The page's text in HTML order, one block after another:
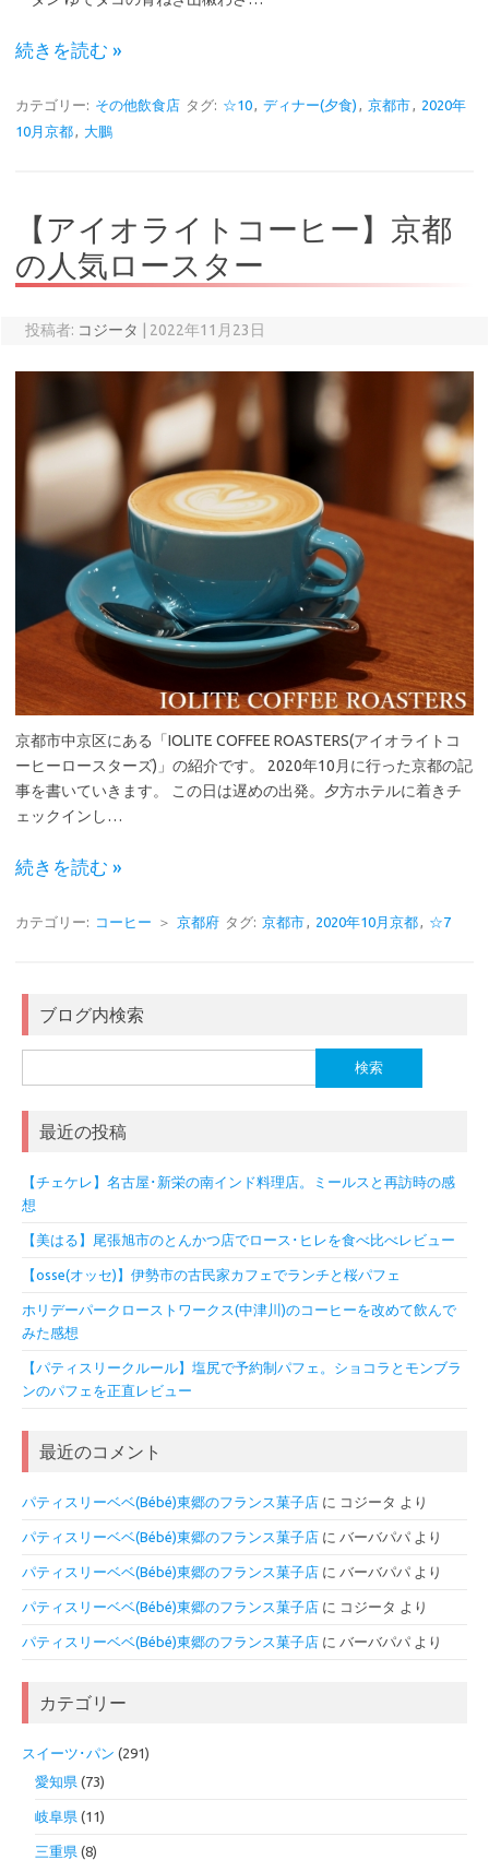
続きを読む »
カテゴリー: その他飲食店 タグ: ☆10, ディナー(夕食) , 京都市, 2020年
10月京都, 大鵬
【アイオライトコーヒー】京都
の人気ロースター
投稿者: コジータ 2022年11月23日
京都市中京区にある「IOLITE COFFEE ROASTERS(アイオライトコ
ーヒーロースターズ)」の紹介です。 2020年10月に行った京都の記
事を書いていきます。 この日は遅めの出発。夕方ホテルに着きチ
ェックインし…
続きを読む »
カテゴリー: コーヒー ＞ 京都府 タグ: 京都市, 2020年10月京都, ☆7
ブログ内検索
索:
最近の投稿
【チェケレ】名古屋･新栄の南インド料理店。ミールスと再訪時の感
想
【美はる】尾張旭市のとんかつ店でロース･ヒレを食べ比べレビュー
【osse(オッセ)】伊勢市の古民家カフェでランチと桜パフェ
ホリデーパークローストワークス(中津川)のコーヒーを改めて飲んで
みた感想
【パティスリークルール】塩尻で予約制パフェ。ショコラとモンブラ
ンのパフェを正直レビュー
最近のコメント
パティスリーベベ(Bébé)東郷のフランス菓子店 に コジータ より
パティスリーベベ(Bébé)東郷のフランス菓子店 に バーバパパ より
パティスリーベベ(Bébé)東郷のフランス菓子店 に バーバパパ より
パティスリーベベ(Bébé)東郷のフランス菓子店 に コジータ より
パティスリーベベ(Bébé)東郷のフランス菓子店 に バーバパパ より
カテゴリー
スイーツ･パン (291)
愛知県 (73)
岐阜県 (11)
三重県 (8)